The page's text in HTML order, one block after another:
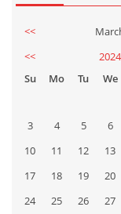
<<
<<
2024
Su
Mo Tu We
3
4 5 6
10
11 12 13
17
18 19 20
24
25 26 27